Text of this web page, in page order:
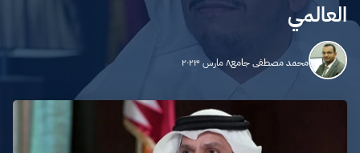
العالمي
محمد مصطفى جامع٨ مارس ٢٠٢٣